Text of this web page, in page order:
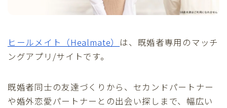
ヒールメイト（Healmate） は、既婚者専用のマッチ
ングアプリ/サイトです。
既婚者同士の友達づくりから、セカンドパートナー
や婚外恋愛パートナーとの出会い探しまで、幅広い